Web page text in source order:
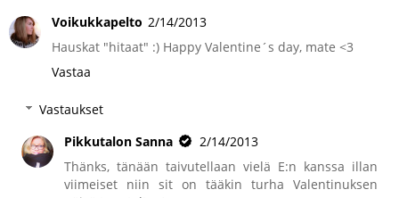
Voikukkapelto 2/14/2013
Hauskat "hitaat" :) Happy Valentine´s day, mate <3
Vastaa
Vastaukset
Pikkutalon Sanna
2/14/2013
Thänks, tänään taivutellaan vielä E:n kanssa illan
viimeiset niin sit on tääkin turha Valentinuksen